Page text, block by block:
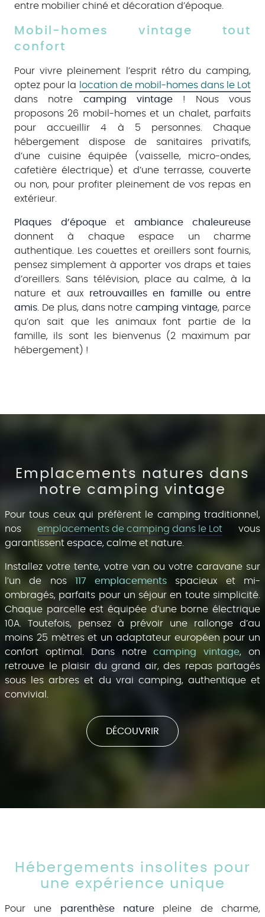
entre mobilier chiné et décoration d’époque.
Mobil-homes vintage tout
confort
Pour vivre pleinement l’esprit rétro du camping,
optez pour la
location de mobil-homes dans le Lot
dans notre camping vintage ! Nous vous
proposons 26 mobil-homes et un chalet, parfaits
pour accueillir 4 à 5 personnes. Chaque
hébergement dispose de sanitaires privatifs,
d’une cuisine équipée (vaisselle, micro-ondes,
cafetière électrique) et d’une terrasse, couverte
ou non, pour profiter pleinement de vos repas en
extérieur.
Plaques d’époqueet ambiance chaleureuse
donnent à chaque espace un charme
authentique. Les couettes et oreillers sont fournis,
pensez simplement à apporter vos draps et taies
d’oreillers. Sans télévision, place au calme, à la
nature et aux retrouvailles en famille ou entre
amis . De plus, dans notrecamping vintage, parce
qu’on sait que les animaux font partie de la
famille, ils sont les bienvenus (2 maximum par
hébergement) !
Emplacements natures dans
notre camping vintage
Pour tous ceux qui préfèrent le camping traditionnel,
nos emplacements de camping dans le Lot vous
garantissent espace, calme et nature.
Installez votre tente, votre van ou votre caravane sur
l’un de nos 117 emplacements spacieux et mi-
ombragés, parfaits pour un séjour en toute simplicité.
Chaque parcelle est équipée d’une borne électrique
10A. Toutefois, pensez à prévoir une rallonge d’au
moins 25 mètres et un adaptateur européen pour un
confort optimal. Dans notrecamping vintage, on
retrouve le plaisir du grand air, des repas partagés
sous les arbres et du vrai camping, authentique et
convivial.
DÉCOUVRIR
Hébergements insolites pour
une expérience unique
Pour une parenthèse nature pleine de charme,